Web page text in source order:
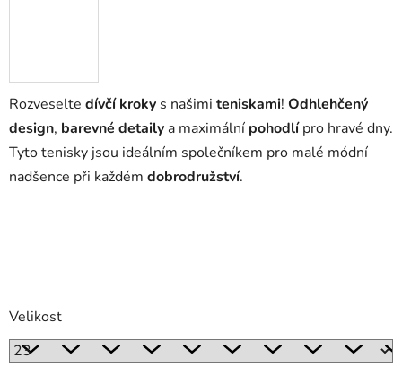
Rozveselte dívčí kroky s našimi teniskami! Odhlehčený
design, barevné detaily a maximální pohodlípro hravé dny.
Tyto tenisky jsou ideálním společníkem pro malé módní
nadšence při každém dobrodružství.
Velikost